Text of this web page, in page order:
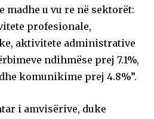
madhe u vu re në sektorët:
profesionale,
aktivitete administrative
ndihmëse prej 7.1%,
komunikime prej 4.8%”.
i amvisërive, duke